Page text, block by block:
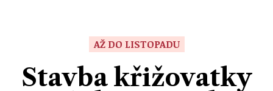
Přerov
Ekonomika
Ženy
Sport
AŽ DO LISTOPADU
Stavba křižovatky